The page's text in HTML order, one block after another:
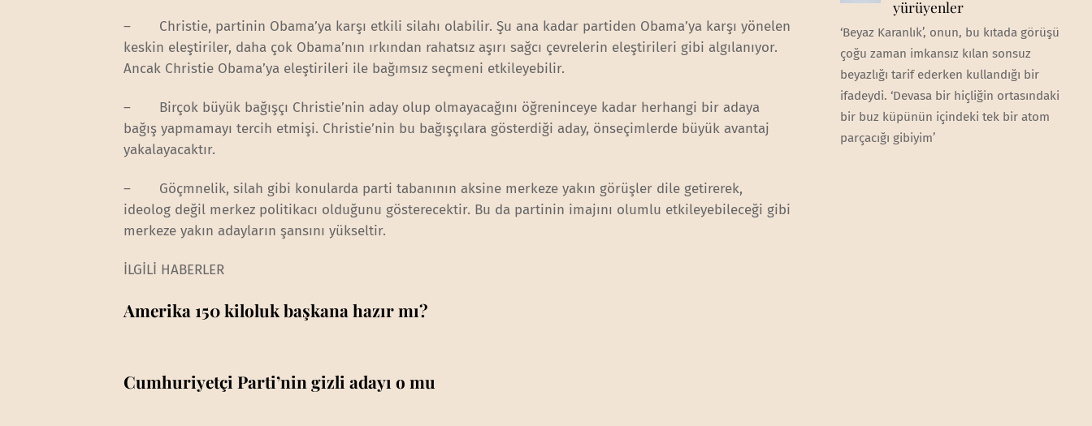
– Christie, partinin Obama’ya karşı etkili silahı olabilir. Şu ana kadar partiden Obama’ya karşı yönelen
keskin eleştiriler, daha çok Obama’nın ırkından rahatsız aşırı sağcı çevrelerin eleştirileri gibi algılanıyor.
Ancak Christie Obama’ya eleştirileri ile bağımsız seçmeni etkileyebilir.
– Birçok büyük bağışçı Christie’nin aday olup olmayacağını öğreninceye kadar herhangi bir adaya
bağış yapmamayı tercih etmişi. Christie’nin bu bağışçılara gösterdiği aday, önseçimlerde büyük avantaj
yakalayacaktır.
– Göçmnelik, silah gibi konularda parti tabanının aksine merkeze yakın görüşler dile getirerek,
ideolog değil merkez politikacı olduğunu gösterecektir. Bu da partinin imajını olumlu etkileyebileceği gibi
merkeze yakın adayların şansını yükseltir.
İLGİLİ HABERLER
Amerika 150 kiloluk başkana hazır mı?
Cumhuriyetçi Parti’nin gizli adayı o mu
yürüyenler
‘Beyaz Karanlık’, onun, bu kıtada görüşü
çoğu zaman imkansız kılan sonsuz
beyazlığı tarif ederken kullandığı bir
ifadeydi. ‘Devasa bir hiçliğin ortasındaki
bir buz küpünün içindeki tek bir atom
parçacığı gibiyim’